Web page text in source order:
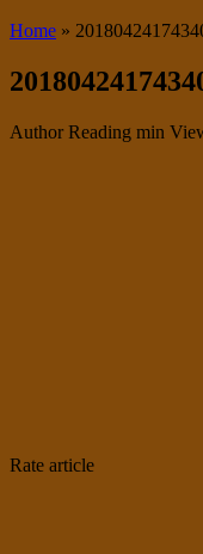
Home »
Author Reading min
Rate article